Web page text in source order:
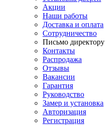
Акции
Наши работы
Доставка и оплата
Сотрудничество
Письмо директору
Контакты
Распродажа
Отзывы
Вакансии
Гарантия
Руководство
Замер и установка
Авторизация
Регистрация